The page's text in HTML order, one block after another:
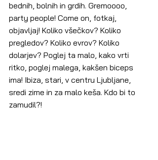
bednih, bolnih in grdih. Gremoooo,
party people! Come on, fotkaj,
objavljaj! Koliko všečkov? Koliko
pregledov? Koliko evrov? Koliko
dolarjev? Poglej ta malo, kako vrti
ritko, poglej malega, kakšen biceps
ima! Ibiza, stari, v centru Ljubljane,
sredi zime in za malo keša. Kdo bi to
zamudil?!